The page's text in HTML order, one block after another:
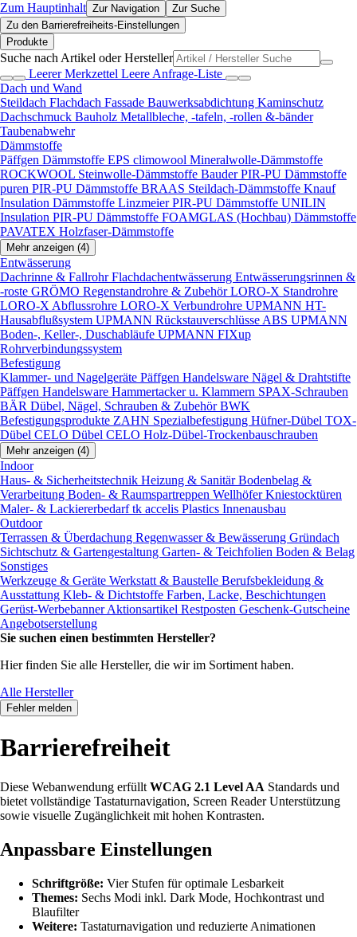
Zum Hauptinhalt Zur Navigation
Zur Suche
Zu den Barrierefreiheits-Einstellungen
Produkte
Suche nach Artikel oder Hersteller
Leerer Merkzettel Leere Anfrage-Liste
Dach und Wand
Steildach Flachdach Fassade Bauwerksabdichtung Kaminschutz
Dachschmuck Bauholz Metallbleche, -tafeln, -rollen &-bänder
Taubenabwehr
Dämmstoffe
Päffgen Dämmstoffe EPS climowool Mineralwolle-Dämmstoffe
ROCKWOOL Steinwolle-Dämmstoffe Bauder PIR-PU Dämmstoffe
puren PIR-PU Dämmstoffe BRAAS Steildach-Dämmstoffe Knauf
Insulation Dämmstoffe Linzmeier PIR-PU Dämmstoffe UNILIN
Insulation PIR-PU Dämmstoffe FOAMGLAS (Hochbau) Dämmstoffe
PAVATEX Holzfaser-Dämmstoffe
Mehr anzeigen (4)
Entwässerung
Dachrinne & FallrohrFlachdachentwässerung Entwässerungsrinnen &
-roste GRÖMO Regenstandrohre & ZubehörLORO-X Standrohre
LORO-X Abflussrohre LORO-X Verbundrohre UPMANN HT-
Hausabflußsystem UPMANN Rückstauverschlüsse ABS UPMANN
Boden-, Keller-, Duschabläufe UPMANN FIXup
Rohrverbindungssystem
Befestigung
Klammer- und Nagelgeräte Päffgen Handelsware Nägel & Drahtstifte
Päffgen Handelsware Hammertacker u. Klammern SPAX-Schrauben
BÄR Dübel, Nägel, Schrauben & ZubehörBWK
Befestigungsprodukte ZAHN Spezialbefestigung Hüfner-Dübel TOX-
Dübel CELO Dübel CELO Holz-Dübel-Trockenbauschrauben
Mehr anzeigen (4)
Indoor
Haus- & Sicherheitstechnik Heizung & SanitärBodenbelag &
Verarbeitung Boden- & Raumspartreppen Wellhöfer Kniestocktüren
Maler- & Lackiererbedarftk accelis Plastics Innenausbau
Outdoor
Terrassen & Überdachung Regenwasser & Bewässerung Gründach
Sichtschutz & Gartengestaltung Garten- & Teichfolien Boden & Belag
Sonstiges
Werkzeuge & Geräte Werkstatt & Baustelle Berufsbekleidung &
Ausstattung Kleb- & Dichtstoffe Farben, Lacke, Beschichtungen
Gerüst-WerbebannerAktionsartikel Restposten Geschenk-Gutscheine
Angebotserstellung
Sie suchen einen bestimmten Hersteller?
Hier finden Sie alle Hersteller, die wir im Sortiment haben.
Alle Hersteller
Fehler melden
Barrierefreiheit
Diese Webanwendung erfüllt WCAG 2.1 Level AA Standards und
bietet vollständige Tastaturnavigation, Screen Reader Unterstützung
sowie visuelle Zugänglichkeit mit hohen Kontrasten.
Anpassbare Einstellungen
Schriftgröße: Vier Stufen für optimale Lesbarkeit
Themes: Sechs Modi inkl. Dark Mode, Hochkontrast und
Blaufilter
Weitere: Tastaturnavigation und reduzierte Animationen